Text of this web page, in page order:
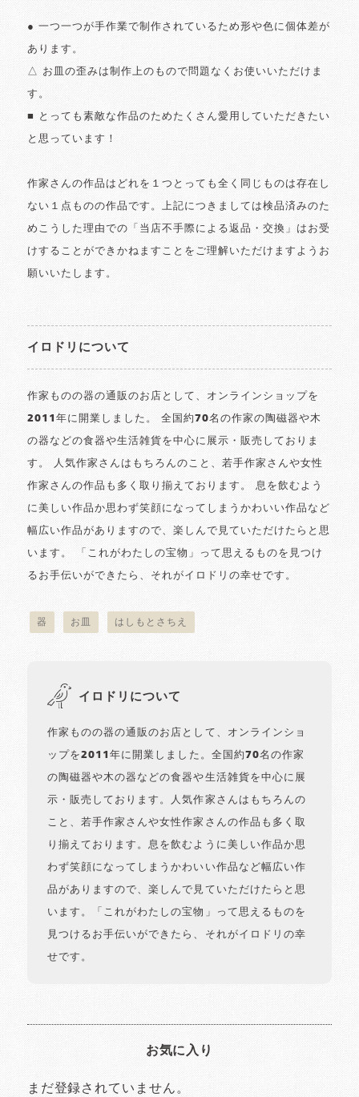
● 一つ一つが手作業で制作されているため形や色に個体差が
あります。
△ お皿の歪みは制作上のもので問題なくお使いいただけま
す。
■ とっても素敵な作品のためたくさん愛用していただきたい
と思っています！
作家さんの作品はどれを１つとっても全く同じものは存在し
ない１点ものの作品です。上記につきましては検品済みのた
めこうした理由での「当店不手際による返品・交換」はお受
けすることができかねますことをご理解いただけますようお
願いいたします。
イロドリについて
作家ものの器の通販のお店として、オンラインショップを
2011年に開業しました。 全国約70名の作家の陶磁器や木
の器などの食器や生活雑貨を中心に展示・販売しておりま
す。 人気作家さんはもちろんのこと、若手作家さんや女性
作家さんの作品も多く取り揃えております。 息を飲むよう
に美しい作品か思わず笑顔になってしまうかわいい作品など
幅広い作品がありますので、楽しんで見ていただけたらと思
います。 「これがわたしの宝物」って思えるものを見つけ
るお手伝いができたら、それがイロドリの幸せです。
器 お皿 はしもとさちえ
イロドリについて
作家ものの器の通販のお店として、オンラインショ
ップを2011年に開業しました。全国約70名の作家
の陶磁器や木の器などの食器や生活雑貨を中心に展
示・販売しております。人気作家さんはもちろんの
こと、若手作家さんや女性作家さんの作品も多く取
り揃えております。息を飲むように美しい作品か思
わず笑顔になってしまうかわいい作品など幅広い作
品がありますので、楽しんで見ていただけたらと思
います。「これがわたしの宝物」って思えるものを
見つけるお手伝いができたら、それがイロドリの幸
せです。
お気に入り
まだ登録されていません。